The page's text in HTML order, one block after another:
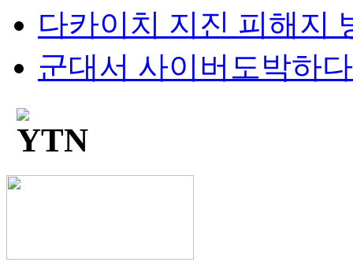
다카이치 지진 피해지
군대서 사이버도박하